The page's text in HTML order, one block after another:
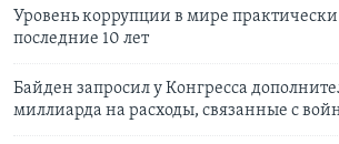
Уровень коррупции в мире
последние 10 лет
Байден запросил у Конгресса
миллиарда на расходы, связанные с